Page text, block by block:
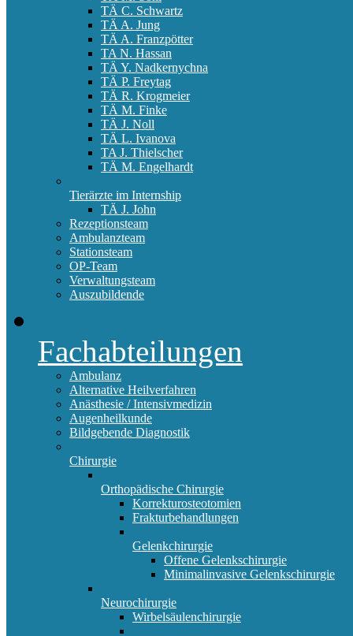
TÄ C. Schwartz
TÄ A. Jung
TÄ A. Franzpötter
TA N. Hassan
TÄ Y. Nadkernychna
TÄ P. Freytag
TÄ R. Krogmeier
TÄ M. Finke
TÄ J. Noll
TÄ L. Ivanova
TA J. Thielscher
TÄ M. Engelhardt
Tierärzte im Internship
TÄ J. John
Rezeptionsteam
Ambulanzteam
Stationsteam
OP-Team
Verwaltungsteam
Auszubildende
Fachabteilungen
Ambulanz
Alternative Heilverfahren
Anästhesie / Intensivmedizin
Augenheilkunde
Bildgebende Diagnostik
Chirurgie
Orthopädische Chirurgie
Korrekturosteotomien
Frakturbehandlungen
Gelenkchirurgie
Offene Gelenkschirurgie
Minimalinvasive Gelenkschirurgie
Neurochirurgie
Wirbelsäulenchirurgie